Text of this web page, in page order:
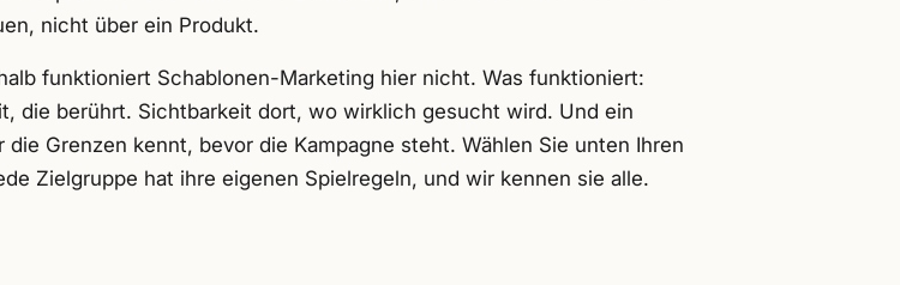
nicht über ein Produkt.
funktioniert Schablonen-Marketing hier nicht. Was funktioniert:
die berührt. Sichtbarkeit dort, wo wirklich gesucht wird. Und ein
die Grenzen kennt, bevor die Kampagne steht. Wählen Sie unten Ihren
Zielgruppe hat ihre eigenen Spielregeln, und wir kennen sie alle.